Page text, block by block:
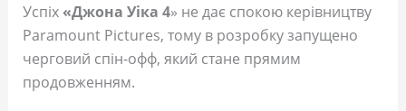
Успіх«Джона Уіка 4» не дає спокою керівництву
Paramount Pictures, тому в розробку запущено
черговий спін-офф, який стане прямим
продовженням.